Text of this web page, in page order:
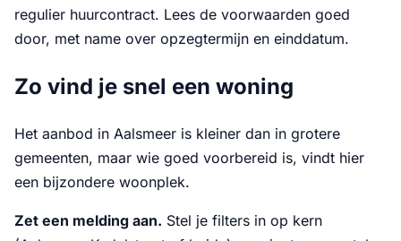
regulier huurcontract. Lees de voorwaarden goed
door, met name over opzegtermijn en einddatum.
Zo vind je snel een woning
Het aanbod in Aalsmeer is kleiner dan in grotere
gemeenten, maar wie goed voorbereid is, vindt hier
een bijzondere woonplek.
Zet een melding aan. Stel je filters in op kern